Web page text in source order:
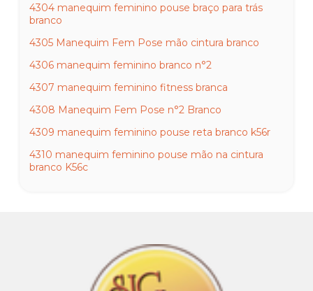
4304 manequim feminino pouse braço para trás
branco
4305 Manequim Fem Pose mão cintura branco
4306 manequim feminino branco n°2
4307 manequim feminino fitness branca
4308 Manequim Fem Pose n°2 Branco
4309 manequim feminino pouse reta branco k56r
4310 manequim feminino pouse mão na cintura
branco K56c
4315 manequim feminino july inteira mão na cintura